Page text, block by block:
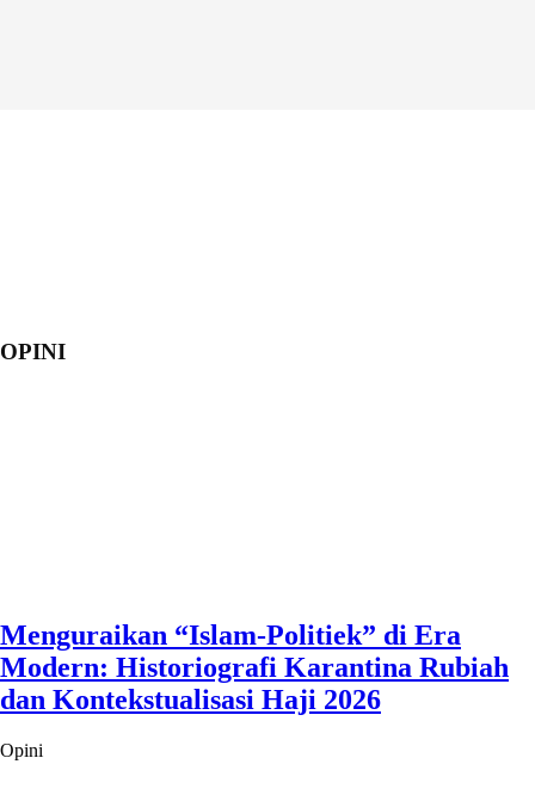
OPINI
Menguraikan “Islam-Politiek” di Era
Modern: Historiografi Karantina Rubiah
dan Kontekstualisasi Haji 2026
Opini